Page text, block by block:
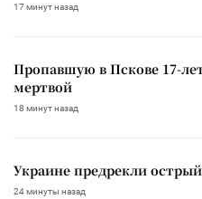
17 минут назад
Пропавшую в Пскове 17-
мертвой
18 минут назад
Украине предрекли
24 минуты назад